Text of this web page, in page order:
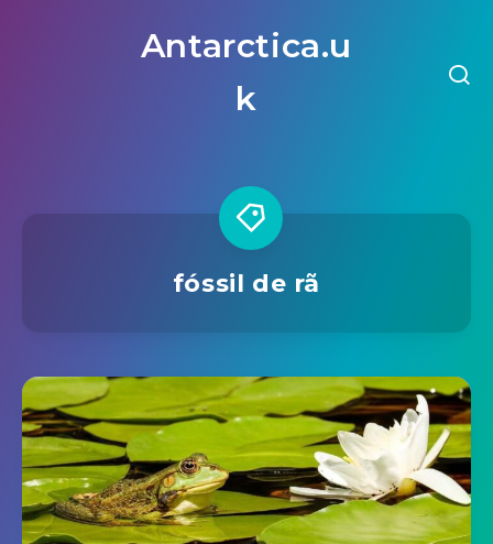
Antarctica.u
k
fóssil de rã